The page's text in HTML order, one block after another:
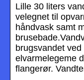
Lille 30 liters
velegnet til
håndvask samt
brugsvandet
elvarmelegeme
flangerør.